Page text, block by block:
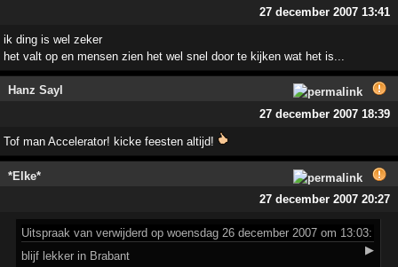
27 december 2007 13:41
ik ding is wel zeker
het valt op en mensen zien het wel snel door te kijken wat het is...
Hanz Sayl
27 december 2007 18:39
Tof man Accelerator! kicke feesten altijd!
*Elke*
27 december 2007 20:27
Uitspraak van verwijderd op woensdag 26 december 2007 om 13:03:
▶
blijf lekker in Brabant